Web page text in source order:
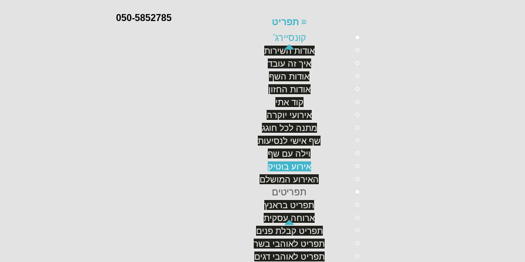
≡ תפריט
קונסיירג'
אודות השירות
איך זה עובד
אודות השף
אודות החזון
קוד אתי
אירועי יוקרה
מתנה לכל חוגג
שף אישי לנסיעות
וילה עם שף
אירוע בוטיק
האירוע המושלם
תפריטים
תפריט בראנץ
ארוחה עסקית
תפריט קבלת פנים
תפריט לאוהבי בשר
תפריט לאוהבי דגים
050-5852785